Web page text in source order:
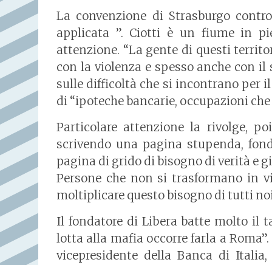
La convenzione di Strasburgo
applicata ”. Ciotti è un fiume in
attenzione. “La gente di questi
con la violenza e spesso anche con
sulle difficoltà che si incontrano per
di “ipoteche bancarie, occupazioni
Particolare attenzione la rivolge,
scrivendo una pagina stupenda,
pagina di grido di bisogno di verità e
Persone che non si trasformano in
moltiplicare questo bisogno di tutti
Il fondatore di Libera batte molto il
lotta alla mafia occorre farla a
vicepresidente della Banca di